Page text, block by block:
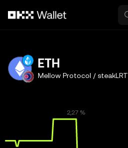
ETH
Mellow Protocol / steakLRT